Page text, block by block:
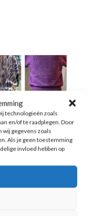
technologieën zoals
en/of te raadplegen. Door
gegevens zoals
Als je geen toestemming
invloed hebben op